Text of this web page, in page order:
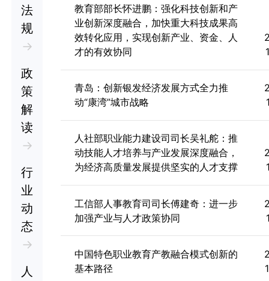
法
规
→
政
策
解
读
→
行
业
动
态
→
人
教育部部长怀进鹏：强化科技创新和产
业创新深度融合，加快重大科技成果高
效转化应用，实现创新产业、资金、人
才的有效协同
青岛：创新银发经济发展方式全力推
动“康湾”城市战略
人社部职业能力建设司司长吴礼舵：推
动技能人才培养与产业发展深度融合，
为经济高质量发展提供坚实的人才支撑
工信部人事教育司司长傅建奇：进一步
加强产业与人才政策协同
中国特色职业教育产教融合模式创新的
基本路径